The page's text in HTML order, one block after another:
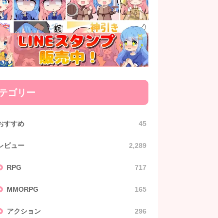
ゴリー
すすめ 45
ビュー 2,289
RPG 717
MMORPG 165
アクション 296